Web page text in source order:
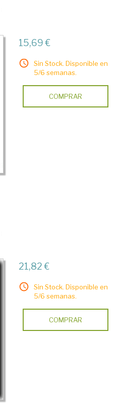
15,69 €
Sin Stock. Disponible en
5/6 semanas.
COMPRAR
21,82 €
Sin Stock. Disponible en
5/6 semanas.
COMPRAR